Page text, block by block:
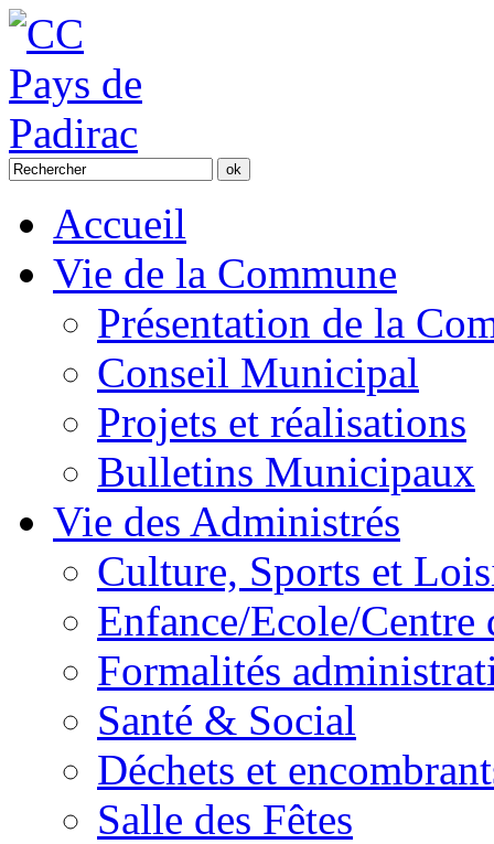
Accueil
Vie de la Commune
Présentation de la
Conseil Municipal
Projets et réalisations
Bulletins Municipaux
Vie des Administrés
Culture, Sports et
Enfance/Ecole/Centre
Formalités
Santé & Social
Déchets et
Salle des Fêtes